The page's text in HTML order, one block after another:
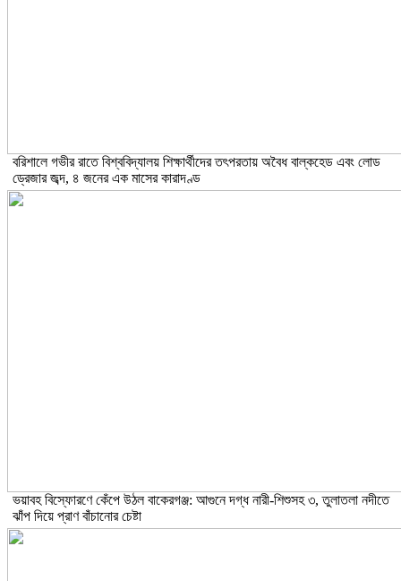
বরিশালে গভীর রাতে বিশ্ববিদ্যালয় শিক্ষার্থীদের তৎপরতায় অবৈধ বাল্কহেড এবং লোড
ড্রেজার জব্দ, ৪ জনের এক মাসের কারাদণ্ড
ভয়াবহ বিস্ফোরণে কেঁপে উঠল বাকেরগঞ্জ: আগুনে দগ্ধ নারী-শিশুসহ ৩, তুলাতলা নদীতে
ঝাঁপ দিয়ে প্রাণ বাঁচানোর চেষ্টা